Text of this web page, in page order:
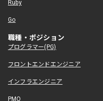
Ruby
Go
職種・ポジション
プログラマー(PG)
フロントエンドエンジニア
インフラエンジニア
PMO